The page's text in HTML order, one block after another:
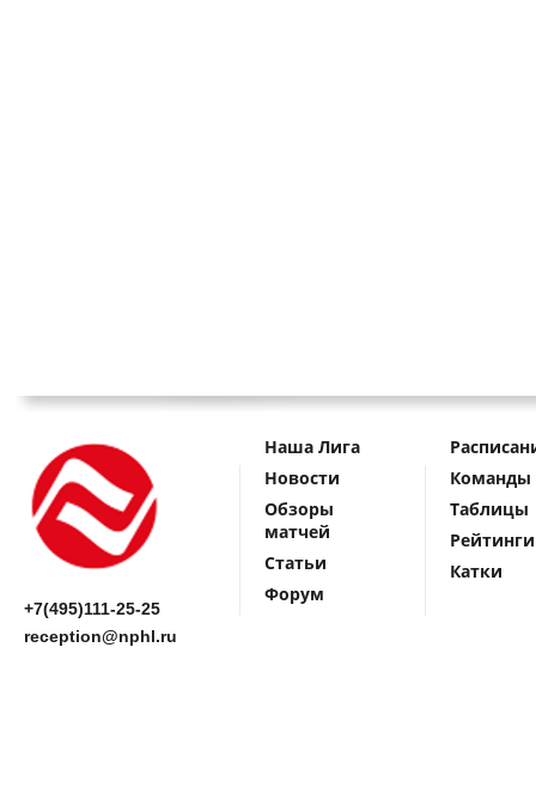
+7(495)111-25-25
reception@nphl.ru
Наша Лига
Новости
Обзоры
матчей
Статьи
Форум
Команды
Таблицы
Рейтинги
Катки